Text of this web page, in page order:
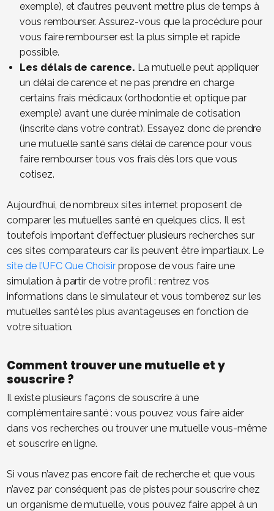
exemple), et d’autres peuvent mettre plus de temps à
vous rembourser. Assurez-vous que la procédure pour
vous faire rembourser est la plus simple et rapide
possible.
Les délais de carence. La mutuelle peut appliquer
un délai de carence et ne pas prendre en charge
certains frais médicaux (orthodontie et optique par
exemple) avant une durée minimale de cotisation
(inscrite dans votre contrat). Essayez donc de prendre
une mutuelle santé sans délai de carence pour vous
faire rembourser tous vos frais dès lors que vous
cotisez.
Aujourd’hui, de nombreux sites internet proposent de
comparer les mutuelles santé en quelques clics. Il est
toutefois important d’effectuer plusieurs recherches sur
ces sites comparateurs car ils peuvent être impartiaux. Le
site de l’UFC Que Choisir propose de vous faire une
simulation à partir de votre profil : rentrez vos
informations dans le simulateur et vous tomberez sur les
mutuelles santé les plus avantageuses en fonction de
votre situation.
Comment trouver une mutuelle et y
souscrire ?
Il existe plusieurs façons de souscrire à une
complémentaire santé : vous pouvez vous faire aider
dans vos recherches ou trouver une mutuelle vous-même
et souscrire en ligne.
Si vous n’avez pas encore fait de recherche et que vous
n’avez par conséquent pas de pistes pour souscrire chez
un organisme de mutuelle, vous pouvez faire appel à un